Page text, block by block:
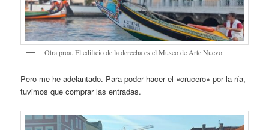
Otra proa. El edificio de la derecha es el Museo de Arte Nuevo.
Pero me he adelantado. Para poder hacer el «crucero» por la ría,
tuvimos que comprar las entradas.